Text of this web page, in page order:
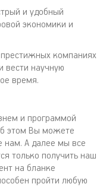
и удобный
экономики и
компаниях
вести научную
время.
и программой
этом Вы можете
нам. А далее мы все
только получить наш
на бланке
пройти любую